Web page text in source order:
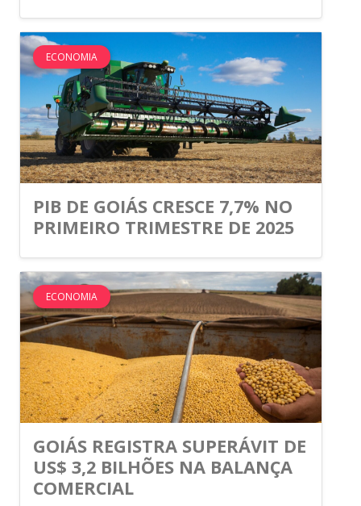
ECONOMIA
PIB DE GOIÁS CRESCE 7,7% NO
PRIMEIRO TRIMESTRE DE 2025
ECONOMIA
GOIÁS REGISTRA SUPERÁVIT DE
US$ 3,2 BILHÕES NA BALANÇA
COMERCIAL